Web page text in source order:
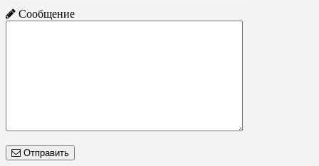
Сообщение
Отправить